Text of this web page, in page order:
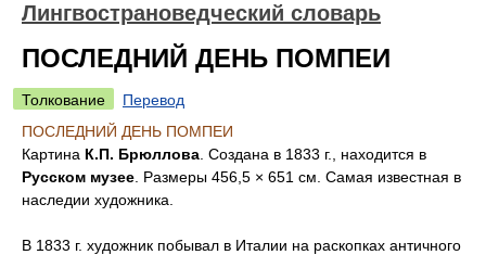
Лингвострановедческий словарь
ПОСЛЕДНИЙ ДЕНЬ ПОМПЕИ
Толкование
Перевод
ПОСЛЕДНИЙ ДЕНЬ ПОМПЕИ
Картина К.П. Брюллова . Создана в 1833 г., находится в
Русском музее . Размеры 456,5 × 651 см. Самая известная в
наследии художника.
В 1833 г. художник побывал в Италии на раскопках античного